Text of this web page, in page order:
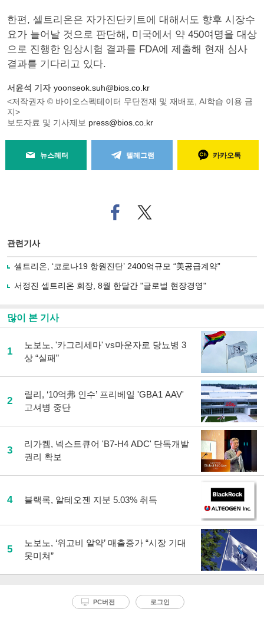
한편, 셀트리온은 자가진단키트에 대해서도 향후 시장수
요가 늘어날 것으로 판단해, 미국에서 약 450여명을 대상
으로 진행한 임상시험 결과를 FDA에 제출해 현재 심사
결과를 기다리고 있다.
서윤석 기자 yoonseok.suh@bios.co.kr
<저작권자 © 바이오스펙테이터 무단전재 및 재배포, AI학습 이용 금
지>
보도자료 및 기사제보 press@bios.co.kr
뉴스레터 텔레그램 카카오톡
페
이
로
기
사
기
트위
터로
관련기사
셀트리온, ‘코로나19 항원진단’ 2400억규모 “美공급계약”
서정진 셀트리온 회장, 8월 한달간 "글로벌 현장경영"
많이 본 기사
1
노보노, '카그리세마' vs마운자로 당뇨병 3
상 “실패”
2
릴리, ‘10억弗 인수’ 프리베일 'GBA1 AAV'
고셔병 중단
3
리가켐, 넥스트큐어 'B7-H4 ADC' 단독개발
권리 확보
4 블랙록, 알테오젠 지분 5.03% 취득
5
노보노, ‘위고비 알약’ 매출증가 “시장 기대
못미쳐”
PC버전 로그인